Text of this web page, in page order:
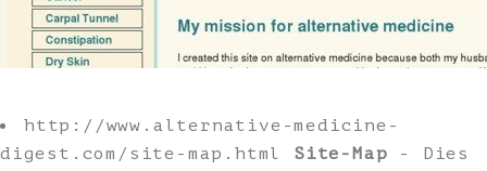
http://www.alternative-medicine-
digest.com/site-map.html Site-Map - Dies